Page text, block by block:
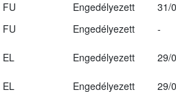
FU Engedélyezett
31/
FU Engedélyezett
-
EL Engedélyezett
29/
EL Engedélyezett
29/